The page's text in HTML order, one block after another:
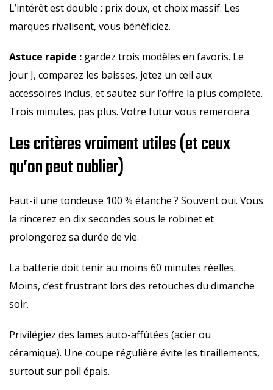
L’intérêt est double : prix doux, et choix massif. Les
marques rivalisent, vous bénéficiez.
Astuce rapide : gardez trois modèles en favoris. Le
jour J, comparez les baisses, jetez un œil aux
accessoires inclus, et sautez sur l’offre la plus complète.
Trois minutes, pas plus. Votre futur vous remerciera.
Les critères vraiment utiles (et ceux
qu’on peut oublier)
Faut-il une tondeuse 100 % étanche ? Souvent oui. Vous
la rincerez en dix secondes sous le robinet et
prolongerez sa durée de vie.
La batterie doit tenir au moins 60 minutes réelles.
Moins, c’est frustrant lors des retouches du dimanche
soir.
Privilégiez des lames auto-affûtées (acier ou
céramique). Une coupe régulière évite les tiraillements,
surtout sur poil épais.